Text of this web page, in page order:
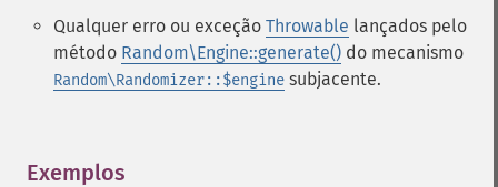
Qualquer erro ou exceção Throwable lançados pelo
método Random\Engine::generate() do mecanismo
Random\Randomizer::$engine subjacente.
Exemplos